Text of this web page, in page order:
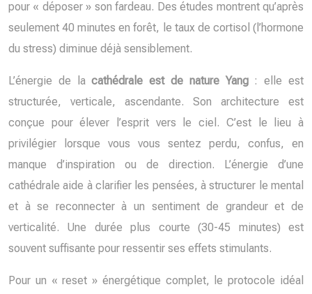
pour « déposer » son fardeau. Des études montrent qu’après
seulement 40 minutes en forêt, le taux de cortisol (l’hormone
du stress) diminue déjà sensiblement.
L’énergie de lacathédrale est de nature Yang: elle est
structurée, verticale, ascendante. Son architecture est
conçue pour élever l’esprit vers le ciel. C’est le lieu à
privilégier lorsque vous vous sentez perdu, confus, en
manque d’inspiration ou de direction. L’énergie d’une
cathédrale aide à clarifier les pensées, à structurer le mental
et à se reconnecter à un sentiment de grandeur et de
verticalité. Une durée plus courte (30-45 minutes) est
souvent suffisante pour ressentir ses effets stimulants.
Pour un « reset » énergétique complet, le protocole idéal